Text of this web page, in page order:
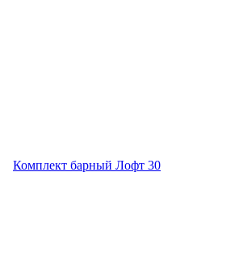
Комплект барный Лофт 30